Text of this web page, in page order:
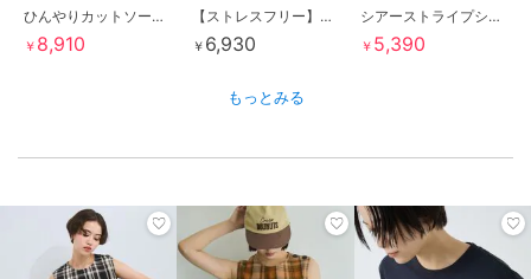
ひんやりカットソーノースリーブワンピース
￥ 8,910
【ストレスフリー】ナイロンレギンス
￥ 6,930
シアーストライプシャツ
￥ 5,390
もっとみる